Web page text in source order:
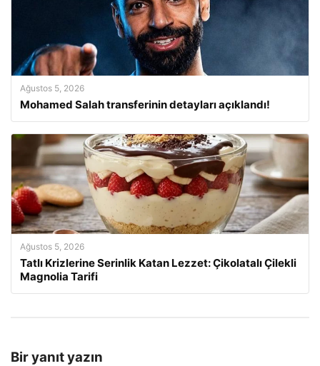
Ağustos 5, 2026
Mohamed Salah transferinin detayları açıklandı!
Ağustos 5, 2026
Tatlı Krizlerine Serinlik Katan Lezzet: Çikolatalı Çilekli
Magnolia Tarifi
Bir yanıt yazın